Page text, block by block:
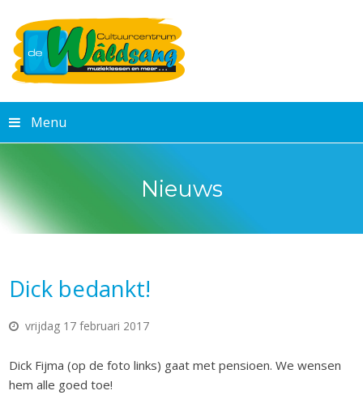
Menu
Nieuws
Dick bedankt!
vrijdag 17 februari 2017
Dick Fijma (op de foto links) gaat met pensioen. We wensen
hem alle goed toe!